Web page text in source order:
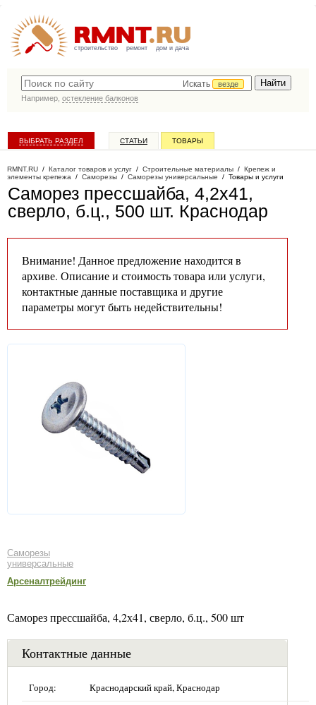
строительство ремонт дом и дача
Искать
везде
Например, остекление балконов
ВЫБРАТЬ РАЗДЕЛ СТАТЬИ ТОВАРЫ
RMNT.RU / Каталог товаров и услуг / Строительные материалы / Крепеж и
элементы крепежа / Саморезы / Саморезы универсальные / Товары и услуги
Саморез прессшайба, 4,2х41,
сверло, б.ц., 500 шт. Краснодар
Внимание! Данное предложение находится в
архиве. Описание и стоимость товара или услуги,
контактные данные поставщика и другие
параметры могут быть недействительны!
Саморезы
универсальные
Арсеналтрейдинг
Саморез прессшайба, 4,2х41, сверло, б.ц., 500 шт
Контактные данные
Город: Краснодарский край, Краснодар